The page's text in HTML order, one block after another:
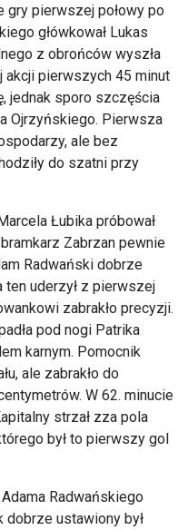
gry pierwszej połowy po
główkował Lukas
z obrońców wyszła
akcji pierwszych 45 minut
jednak sporo szczęścia
Ojrzyńskiego. Pierwsza
ale bez
do szatni przy
Łubika próbował
Zabrzan pewnie
Radwański dobrze
ten uderzył z pierwszej
zabrakło precyzji.
pod nogi Patrika
karnym. Pomocnik
ale zabrakło do
W 62. minucie
strzał zza pola
był to pierwszy gol
Radwańskiego
dobrze ustawiony był